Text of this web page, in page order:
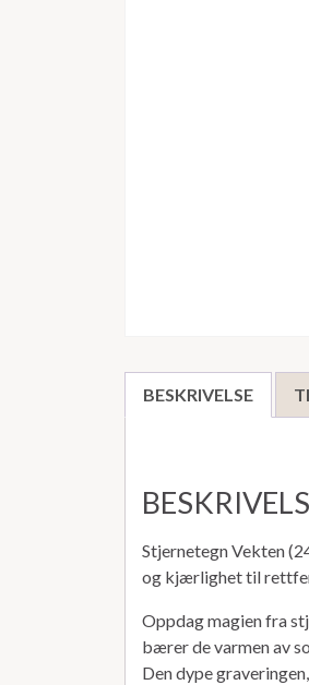
BESKRIVELSE
Stjernetegn Vekten
og kjærlighet til
Oppdag magien fra
bærer de varmen av
Den dype